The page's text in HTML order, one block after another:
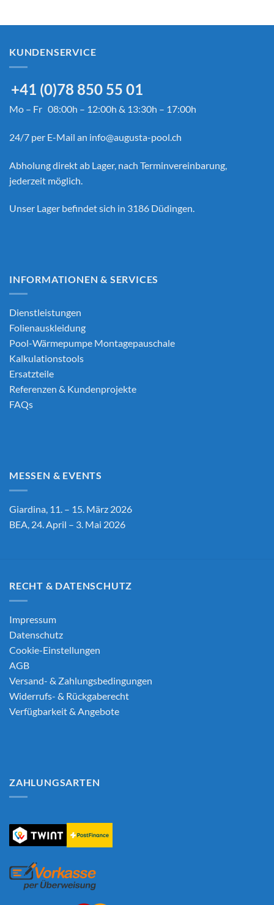
KUNDENSERVICE
+41 (0)78 850 55 01
Mo – Fr 08:00h – 12:00h & 13:30h – 17:00h
24/7 per E-Mail an info@augusta-pool.ch
Abholung direkt ab Lager, nach Terminvereinbarung,
jederzeit möglich.
Unser Lager befindet sich in 3186 Düdingen.
INFORMATIONEN & SERVICES
Dienstleistungen
Folienauskleidung
Pool-Wärmepumpe Montagepauschale
Kalkulationstools
Ersatzteile
Referenzen & Kundenprojekte
FAQs
MESSEN & EVENTS
Giardina, 11. – 15. März 2026
BEA, 24. April – 3. Mai 2026
RECHT & DATENSCHUTZ
Impressum
Datenschutz
Cookie-Einstellungen
AGB
Versand- & Zahlungsbedingungen
Widerrufs- & Rückgaberecht
Verfügbarkeit & Angebote
ZAHLUNGSARTEN